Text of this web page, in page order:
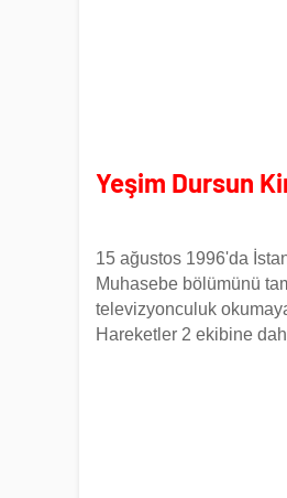
Yeşim Dursun
15 ağustos 1996'da
Muhasebe bölümünü
televizyonculuk
Hareketler 2 ekibine